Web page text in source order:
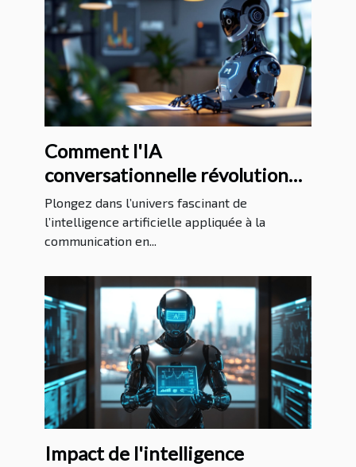
Comment l'IA
conversationnelle révolutionne
l'interaction utilisateur sur les
sites web
Plongez dans l’univers fascinant de
l’intelligence artificielle appliquée à la
communication en...
Impact de l'intelligence